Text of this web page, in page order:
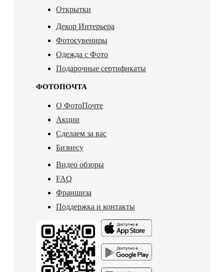
Открытки
Декор Интерьера
Фотосувениры
Одежда с Фото
Подарочные сертификаты
ФОТОПОЧТА
О ФотоПочте
Акции
Сделаем за вас
Бизнесу
Видео обзоры
FAQ
Франшиза
Поддержка и контакты